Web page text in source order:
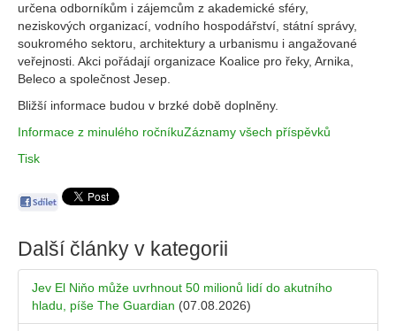
určena odborníkům i zájemcům z akademické sféry,
neziskových organizací, vodního hospodářství, státní správy,
soukromého sektoru, architektury a urbanismu i angažované
veřejnosti. Akci pořádají organizace Koalice pro řeky, Arnika,
Beleco a společnost Jesep.
Bližší informace budou v brzké době doplněny.
Informace z minulého ročníkuZáznamy všech příspěvků
Tisk
Další články v kategorii
Jev El Niňo může uvrhnout 50 milionů lidí do akutního
hladu, píše The Guardian (07.08.2026)